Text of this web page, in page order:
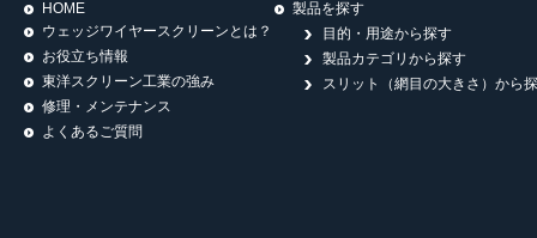
HOME
ウェッジワイヤースクリーンとは？
お役立ち情報
東洋スクリーン工業の強み
修理・メンテナンス
よくあるご質問
製品を探す
目的・用途から探す
製品カテゴリから探す
スリット（網目の大きさ）から